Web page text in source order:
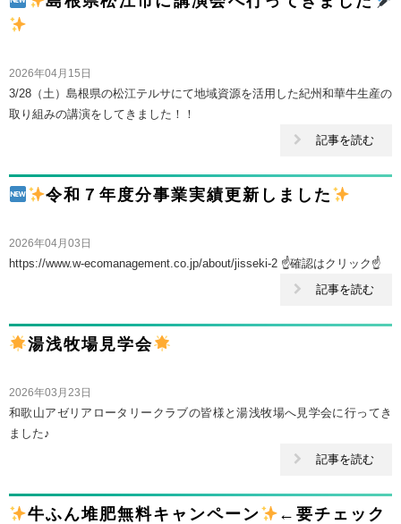
2026年04月15日
3/28（土）島根県の松江テルサにて地域資源を活用した紀州和華牛生産の
取り組みの講演をしてきました！！
記事を読む
令和７年度分事業実績更新しました
2026年04月03日
https://www.w-ecomanagement.co.jp/about/jisseki-2 ☝確認はクリック☝
記事を読む
湯浅牧場見学会
2026年03月23日
和歌山アゼリアロータリークラブの皆様と湯浅牧場へ見学会に行ってき
ました♪
記事を読む
牛ふん堆肥無料キャンペーン ←要チェック